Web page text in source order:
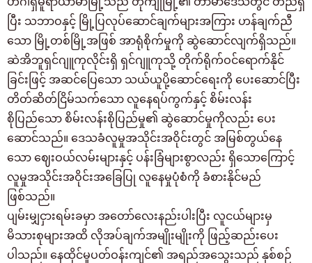
ပြီး သဘာဝနှင့် မြို့ပြလုပ်ဆောင်ချက်များအကြား ဟန်ချက်ညီ
သော မြို့တစ်မြို့အဖြစ် အာရုံစိုက်မှုကို ဆွဲဆောင်လျက်ရှိသည်။
ဆဲအိဘူရှင်ဂျူကုလိုင်းရှိ ရှင်ဂျူကုသို့ တိုက်ရိုက်ဝင်ရောက်နိုင်
ခြင်းဖြင့် အဆင်ပြေသော သယ်ယူပို့ဆောင်ရေးကို ပေးဆောင်ပြီး
တိတ်ဆိတ်ငြိမ်သက်သော လူနေရပ်ကွက်နှင့် စိမ်းလန်း
စိုပြည်သော စိမ်းလန်းစိုပြည်မှု၏ ဆွဲဆောင်မှုကိုလည်း ပေး
ဆောင်သည်။ ဒေသခံလူမှုအသိုင်းအဝိုင်းတွင် အမြစ်တွယ်နေ
သော ဈေးဝယ်လမ်းများနှင့် ပန်းခြံများစွာလည်း ရှိသောကြောင့်
လူမှုအသိုင်းအဝိုင်းအခြေပြု လူနေမှုပုံစံကို ခံစားနိုင်မည်
ဖြစ်သည်။
ပျမ်းမျှငှားရမ်းခမှာ အတော်လေးနည်းပါးပြီး လူငယ်များမှ
မိသားစုများအထိ လိုအပ်ချက်အမျိုးမျိုးကို ဖြည့်ဆည်းပေး
ပါသည်။ နေထိုင်မှုပတ်ဝန်းကျင်၏ အရည်အသွေးသည် နှစ်စဉ်